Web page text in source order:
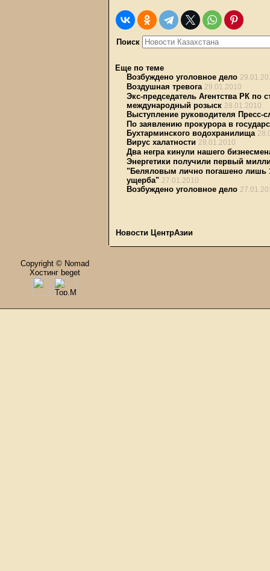
Поиск
Еще по теме
Возбуждено уголовное дело
Воздушная тревога 29.01.2010
Экс-председатель Агентства РК по
международный розыск 28.01.2010
Выступление руководителя
По заявлению прокурора в
Бухтарминского водохранилища
Вирус халатности 28.01.2010
Два негра кинули нашего
Энергетики получили первый
"Беляловым лично погашено лишь
ущерба" 27.01.2010
Возбуждено уголовное дело
Новости ЦентрАзии
Copyright © Nomad
Хостинг beget